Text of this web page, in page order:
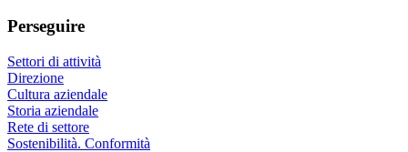
Perseguire
Settori di attività
Direzione
Cultura aziendale
Storia aziendale
Rete di settore
Sostenibilità. Conformità